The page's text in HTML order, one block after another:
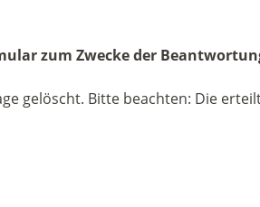
zum Zwecke der
gelöscht. Bitte beachten: Die